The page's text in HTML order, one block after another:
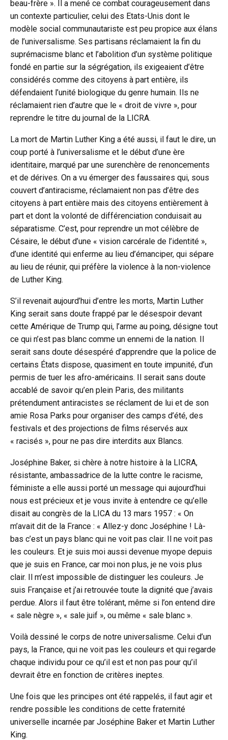
beau-frère ». Il a mené ce combat courageusement dans
un contexte particulier, celui des Etats-Unis dont le
modèle social communautariste est peu propice aux élans
de l’universalisme. Ses partisans réclamaient la fin du
suprémacisme blanc et l’abolition d’un système politique
fondé en partie sur la ségrégation, ils exigeaient d’être
considérés comme des citoyens à part entière, ils
défendaient l’unité biologique du genre humain. Ils ne
réclamaient rien d’autre que le « droit de vivre », pour
reprendre le titre du journal de la LICRA.
La mort de Martin Luther King a été aussi, il faut le dire, un
coup porté à l’universalisme et le début d’une ère
identitaire, marqué par une surenchère de renoncements
et de dérives. On a vu émerger des faussaires qui, sous
couvert d’antiracisme, réclamaient non pas d’être des
citoyens à part entière mais des citoyens entièrement à
part et dont la volonté de différenciation conduisait au
séparatisme. C’est, pour reprendre un mot célèbre de
Césaire, le début d’une « vision carcérale de l’identité »,
d’une identité qui enferme au lieu d’émanciper, qui sépare
au lieu de réunir, qui préfère la violence à la non-violence
de Luther King.
S’il revenait aujourd’hui d’entre les morts, Martin Luther
King serait sans doute frappé par le désespoir devant
cette Amérique de Trump qui, l’arme au poing, désigne tout
ce qui n’est pas blanc comme un ennemi de la nation. Il
serait sans doute désespéré d’apprendre que la police de
certains États dispose, quasiment en toute impunité, d’un
permis de tuer les afro-américains. Il serait sans doute
accablé de savoir qu’en plein Paris, des militants
prétendument antiracistes se réclament de lui et de son
amie Rosa Parks pour organiser des camps d’été, des
festivals et des projections de films réservés aux
« racisés », pour ne pas dire interdits aux Blancs.
Joséphine Baker, si chère à notre histoire à la LICRA,
résistante, ambassadrice de la lutte contre le racisme,
féministe a elle aussi porté un message qui aujourd’hui
nous est précieux et je vous invite à entendre ce qu’elle
disait au congrès de la LICA du 13 mars 1957 : « On
m’avait dit de la France : « Allez-y donc Joséphine ! Là-
bas c’est un pays blanc qui ne voit pas clair. Il ne voit pas
les couleurs. Et je suis moi aussi devenue myope depuis
que je suis en France, car moi non plus, je ne vois plus
clair. Il m’est impossible de distinguer les couleurs. Je
suis Française et j’ai retrouvée toute la dignité que j’avais
perdue. Alors il faut être tolérant, même si l’on entend dire
« sale nègre », « sale juif », ou même « sale blanc ».
Voilà dessiné le corps de notre universalisme. Celui d’un
pays, la France, qui ne voit pas les couleurs et qui regarde
chaque individu pour ce qu’il est et non pas pour qu’il
devrait être en fonction de critères ineptes.
Une fois que les principes ont été rappelés, il faut agir et
rendre possible les conditions de cette fraternité
universelle incarnée par Joséphine Baker et Martin Luther
King.